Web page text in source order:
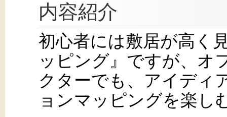
内容紹介
初心者には敷居が高く
ッピング』ですが、オ
クターでも、アイディ
ョンマッピングを楽し